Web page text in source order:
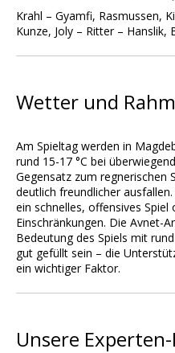
Krahl – Gyamfi, Rasmussen,
Kunze, Joly – Ritter – Hanslik,
Wetter und
Am Spieltag werden in
rund 15-17 °C bei
Gegensatz zum regnerischen
deutlich freundlicher
ein schnelles, offensives
Einschränkungen. Die Avnet-
Bedeutung des Spiels mit
gut gefüllt sein – die
ein wichtiger Faktor.
Unsere